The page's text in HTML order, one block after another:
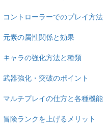
コントローラーでのプレイ方法
元素の属性関係と効果
キャラの強化方法と種類
武器強化・突破のポイント
マルチプレイの仕方と各種機能
冒険ランクを上げるメリット